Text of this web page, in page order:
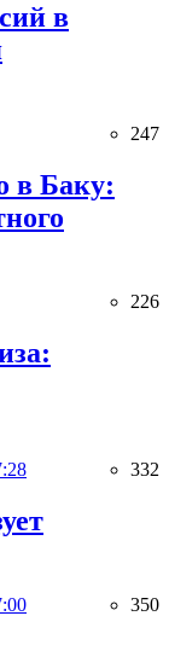
в
247
в Баку:
226
332
350